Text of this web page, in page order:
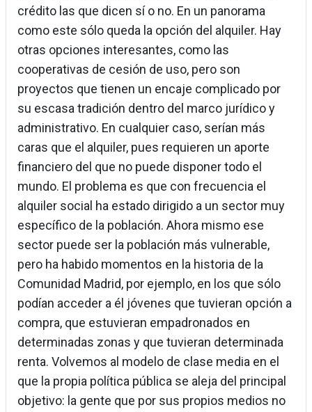
crédito las que dicen sí o no. En un panorama
como este sólo queda la opción del alquiler. Hay
otras opciones interesantes, como las
cooperativas de cesión de uso, pero son
proyectos que tienen un encaje complicado por
su escasa tradición dentro del marco jurídico y
administrativo. En cualquier caso, serían más
caras que el alquiler, pues requieren un aporte
financiero del que no puede disponer todo el
mundo. El problema es que con frecuencia el
alquiler social ha estado dirigido a un sector muy
específico de la población. Ahora mismo ese
sector puede ser la población más vulnerable,
pero ha habido momentos en la historia de la
Comunidad Madrid, por ejemplo, en los que sólo
podían acceder a él jóvenes que tuvieran opción a
compra, que estuvieran empadronados en
determinadas zonas y que tuvieran determinada
renta. Volvemos al modelo de clase media en el
que la propia política pública se aleja del principal
objetivo: la gente que por sus propios medios no